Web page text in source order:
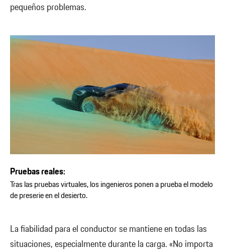
pequeños problemas.
Pruebas reales:
Tras las pruebas virtuales, los ingenieros ponen a prueba el modelo
de preserie en el desierto.
La fiabilidad para el conductor se mantiene en todas las
situaciones, especialmente durante la carga. «No importa